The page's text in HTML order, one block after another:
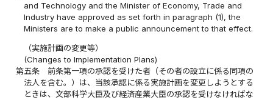
and Technology and the Minister of Economy, Trade and
Industry have approved as set forth in paragraph (1), the
Ministers are to make a public announcement to that effect.
（実施計画の変更等）
(Changes to Implementation Plans)
第五条
前条第一項の承認を受けた者（その者の設立に係る同項の
法人を含む。）は、当該承認に係る実施計画を変更しようとする
ときは、文部科学大臣及び経済産業大臣の承認を受けなければな